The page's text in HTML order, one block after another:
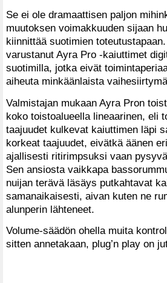
Se ei ole dramaattisen paljon
muutoksen voimakkuuden sijaan
kiinnittää suotimien
varustanut Ayra Pro -kaiuttimet
suotimilla, jotka eivät
aiheuta minkäänlaista
Valmistajan mukaan Ayra Pron
koko toistoalueella lineaarinen, eli
taajuudet kulkevat kaiuttimen läpi
korkeat taajuudet, eivätkä äänen
ajallisesti ritirimpsuksi vaan
Sen ansiosta vaikkapa
nuijan terävä läsäys putkahtavat
samanaikaisesti, aivan kuten ne
alunperin lähteneet.
Volume-säädön ohella muita
sitten annetakaan, plug’n play on